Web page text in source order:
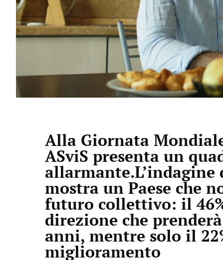
Alla Giornata
ASviS presenta un
mostra un Paese che
futuro collettivo: il
direzione che
anni, mentre solo il
miglioramento